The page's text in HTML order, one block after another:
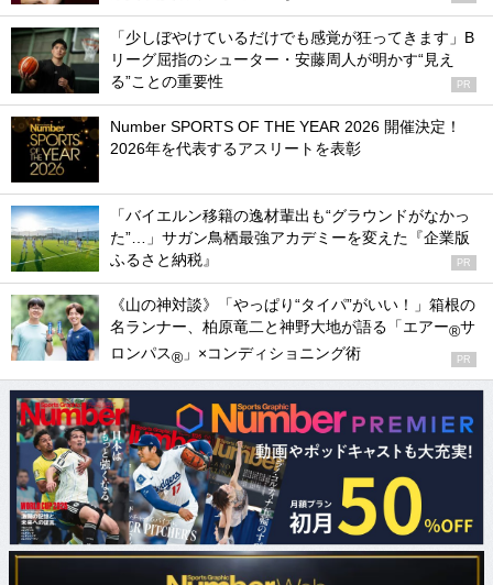
「少しぼやけているだけでも感覚が狂ってきます」B
リーグ屈指のシューター・安藤周人が明かす“見え
る”ことの重要性
PR
Number SPORTS OF THE YEAR 2026 開催決定！
2026年を代表するアスリートを表彰
「バイエルン移籍の逸材輩出も“グラウンドがなかっ
た”…」サガン鳥栖最強アカデミーを変えた『企業版
ふるさと納税』
PR
《山の神対談》「やっぱり“タイパ”がいい！」箱根の
名ランナー、柏原竜二と神野大地が語る「エアー®サ
ロンパス® 」×コンディショニング術 PR